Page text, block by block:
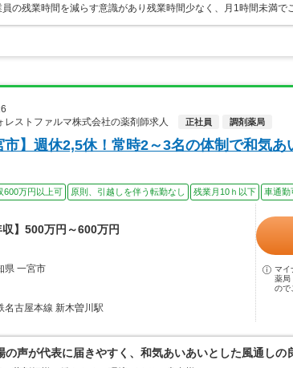
員の残業時間を減らす意識があり残業時間少なく、月1時間未満で
ストファルマ株式会社の薬剤師求人
正社員 調剤薬局
市】週休2,5休！常時2～3名の体制で和気
600万円以上可 原則、引越しを伴う転勤なし 残業月10ｈ以下 車通勤
収】500万円～600万円
県 一宮市
名古屋本線 新木曽川駅
マイ
薬局
ので
の声が代表に届きやすく、和気あいあいとした風通しの